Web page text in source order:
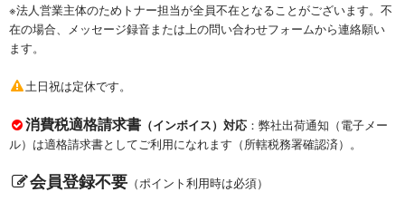
※法人営業主体のためトナー担当が全員不在となることがございます。不
在の場合、メッセージ録音または上の問い合わせフォームから連絡願い
ます。
土日祝は定休です。
消費税適格請求書 （インボイス）対応 ：弊社出荷通知（電子メー
ル）は適格請求書としてご利用になれます（所轄税務署確認済）。
会員登録不要 （ポイント利用時は必須）